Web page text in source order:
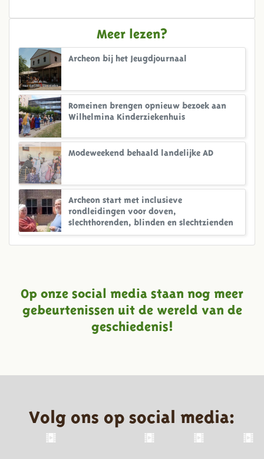
Meer lezen?
Archeon bij het Jeugdjournaal
Romeinen brengen opnieuw bezoek aan
Wilhelmina Kinderziekenhuis
Modeweekend behaald landelijke AD
Archeon start met inclusieve
rondleidingen voor doven,
slechthorenden, blinden en slechtzienden
Op onze social media staan nog meer
gebeurtenissen uit de wereld van de
geschiedenis!
Volg ons op social media: